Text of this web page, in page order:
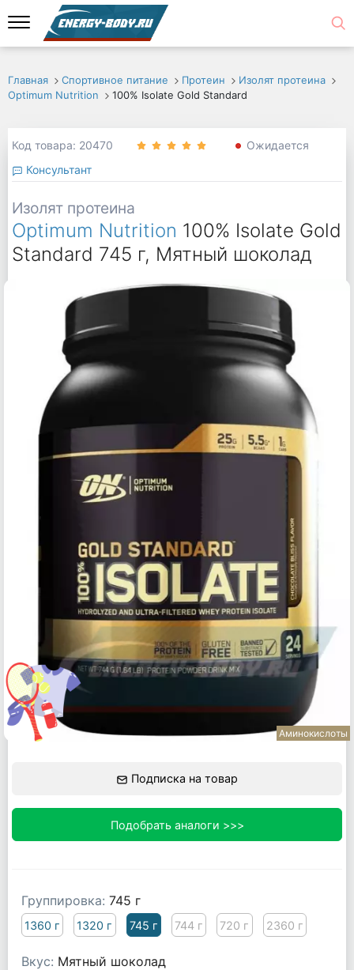
Главная Спортивное питание Протеин
Изолят протеина
Optimum Nutrition
100% Isolate Gold Standard
Код товара: 20470
Ожидается
Консультант
Изолят протеина
Optimum Nutrition 100% Isolate Gold
Standard 745 г, Мятный шоколад
Аминокислоты
Подписка на товар
Подобрать аналоги >>>
Группировка: 745 г
1360 г 1320 г 745 г 744 г 720 г 2360 г
Вкус: Мятный шоколад